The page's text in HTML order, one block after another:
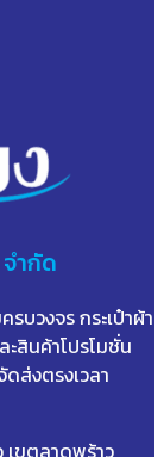
ำกัด
บวงจร กระเป๋าผ้า
สินค้าโปรโมชั่น
ส่งตรงเวลา